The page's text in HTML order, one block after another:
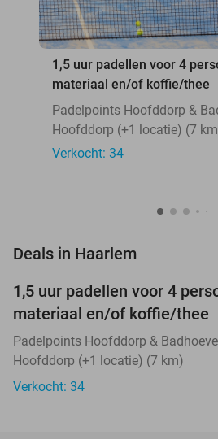
1,5 uur padellen voor 4
materiaal en/of koffie/thee
Padelpoints Hoofddorp &
Hoofddorp (+1 locatie) (7
Verkocht: 34
Deals in Haarlem
TODAY
1,5 uur padellen voor 4
materiaal en/of koffie/thee
Padelpoints Hoofddorp &
Hoofddorp (+1 locatie) (7 km)
Verkocht: 34